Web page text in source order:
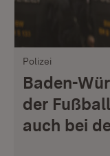
Polizei
Baden-
der
auch bei